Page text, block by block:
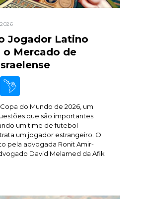
Jogador Latino
o Mercado de
do Mundo de 2026, um
que são importantes
um time de futebol
um jogador estrangeiro. O
pela advogada Ronit Amir-
David Melamed da Afik